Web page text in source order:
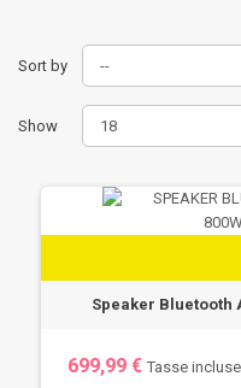
Sort by
Show
Speaker Bluetooth
699,99 € Tasse incluse